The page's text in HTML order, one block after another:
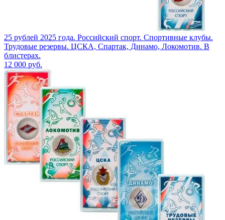
25 рублей 2025 года. Российский спорт. Спортивные клубы.
Трудовые резервы. ЦСКА, Спартак, Динамо, Локомотив. В
блистерах.
12 000 руб.